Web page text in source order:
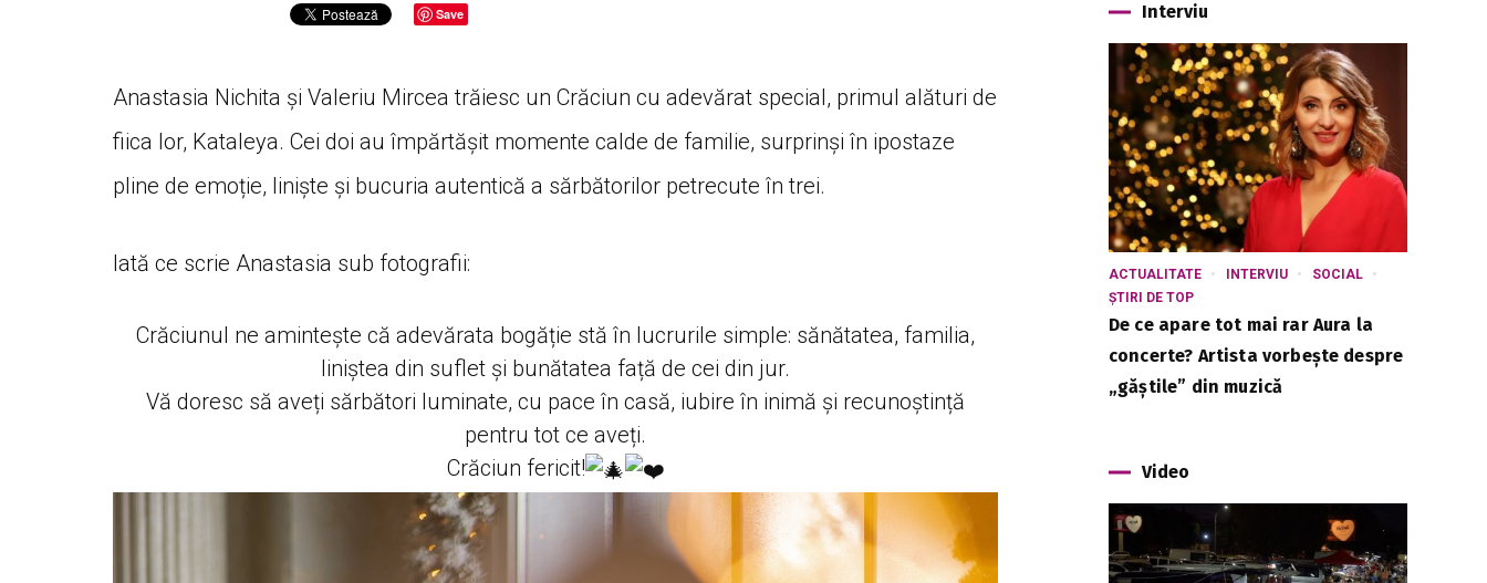
Save
Anastasia Nichita și Valeriu Mircea trăiesc un Crăciun cu adevărat special, primul alături de
fiica lor, Kataleya. Cei doi au împărtășit momente calde de familie, surprinși în ipostaze
pline de emoție, liniște și bucuria autentică a sărbătorilor petrecute în trei.
Iată ce scrie Anastasia sub fotografii:
Crăciunul ne amintește că adevărata bogăție stă în lucrurile simple: sănătatea, familia,
liniștea din suflet și bunătatea față de cei din jur.
Vă doresc să aveți sărbători luminate, cu pace în casă, iubire în inimă și recunoștință
pentru tot ce aveți.
Crăciun fericit!
Interviu
ACTUALITATE INTERVIU
SOCIAL
ȘTIRI DE TOP
De ce apare tot mai rar Aura la
concerte? Artista vorbește despre
„găștile” din muzică
Video